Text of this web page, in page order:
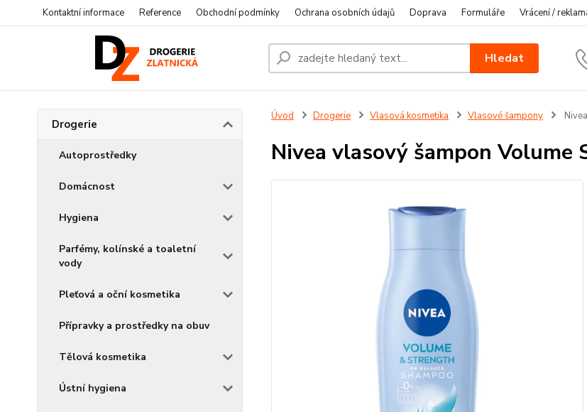
Kontaktní informace Reference Obchodní podmínky Ochrana osobních údajů Doprava Formuláře Vrácení /
Hledat
Drogerie
Autoprostředky
Domácnost
Hygiena
Parfémy, kolínské a toaletní
vody
Pleťová a oční kosmetika
Přípravky a prostředky na obuv
Tělová kosmetika
Ústní hygiena
Úvod Drogerie Vlasová kosmetika Vlasové šampony
Nivea vlasový šampon